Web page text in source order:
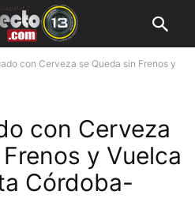
con Cerveza se Queda sin Frenos y
con Cerveza
y Vuelca
Córdoba-